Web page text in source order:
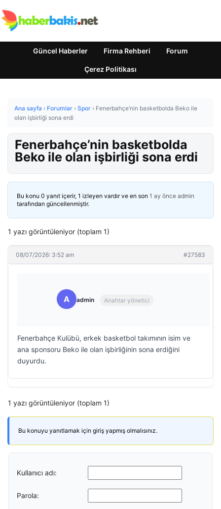
Güncel Haberler Firma Rehberi Forum
Çerez Politikası
Ana sayfa › Forumlar › Spor › Fenerbahçe’nin basketbolda Beko ile
olan işbirliği sona erdi
Fenerbahçe’nin basketbolda
Beko ile olan işbirliği sona erdi
Bu konu 0 yanıt içerir, 1 izleyen vardır ve en son 1 ay önce admin
tarafından güncellenmiştir.
1 yazı görüntüleniyor (toplam 1)
08/07/2026: 3:52 am #27583
A admin Anahtar yönetici
Fenerbahçe Kulübü, erkek basketbol takımının isim ve
ana sponsoru Beko ile olan işbirliğinin sona erdiğini
duyurdu.
1 yazı görüntüleniyor (toplam 1)
Bu konuyu yanıtlamak için giriş yapmış olmalısınız.
Kullanıcı adı:
Parola: